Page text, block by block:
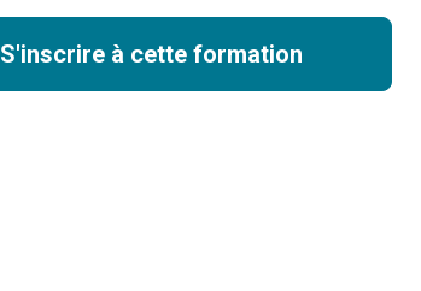
S'inscrire à cette formation